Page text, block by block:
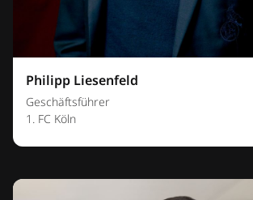
Philipp Liesenfeld
Geschäftsführer
1. FC Köln